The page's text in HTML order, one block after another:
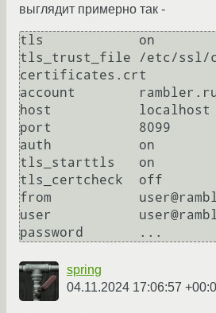
выглядит примерно так -
tls            on
tls_trust_file /etc/ssl/
certificates.crt
account
host           localhost
port           8099
auth	       on
tls_starttls   on
tls_certcheck  off
from
user
spring
04.11.2024 17:06:57